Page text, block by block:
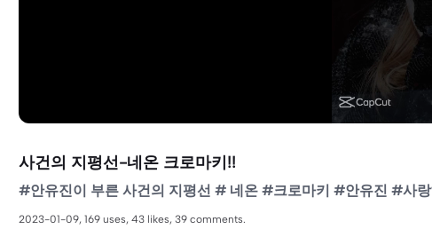
사건의 지평선-네온 크로마키!!
#안유진이 부른 사건의 지평선 # 네온 #크로마키 #안유진 #사
2023-01-09, 169 uses, 43 likes, 39 comments.